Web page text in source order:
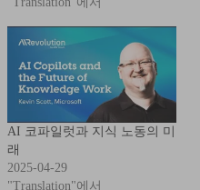
AI 코파일럿과 지식 노동의 미
래
2025-04-29
"Translation"에서